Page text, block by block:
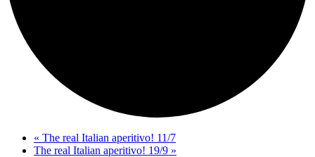
« The real Italian aperitivo! 11/7
The real Italian aperitivo! 19/9 »